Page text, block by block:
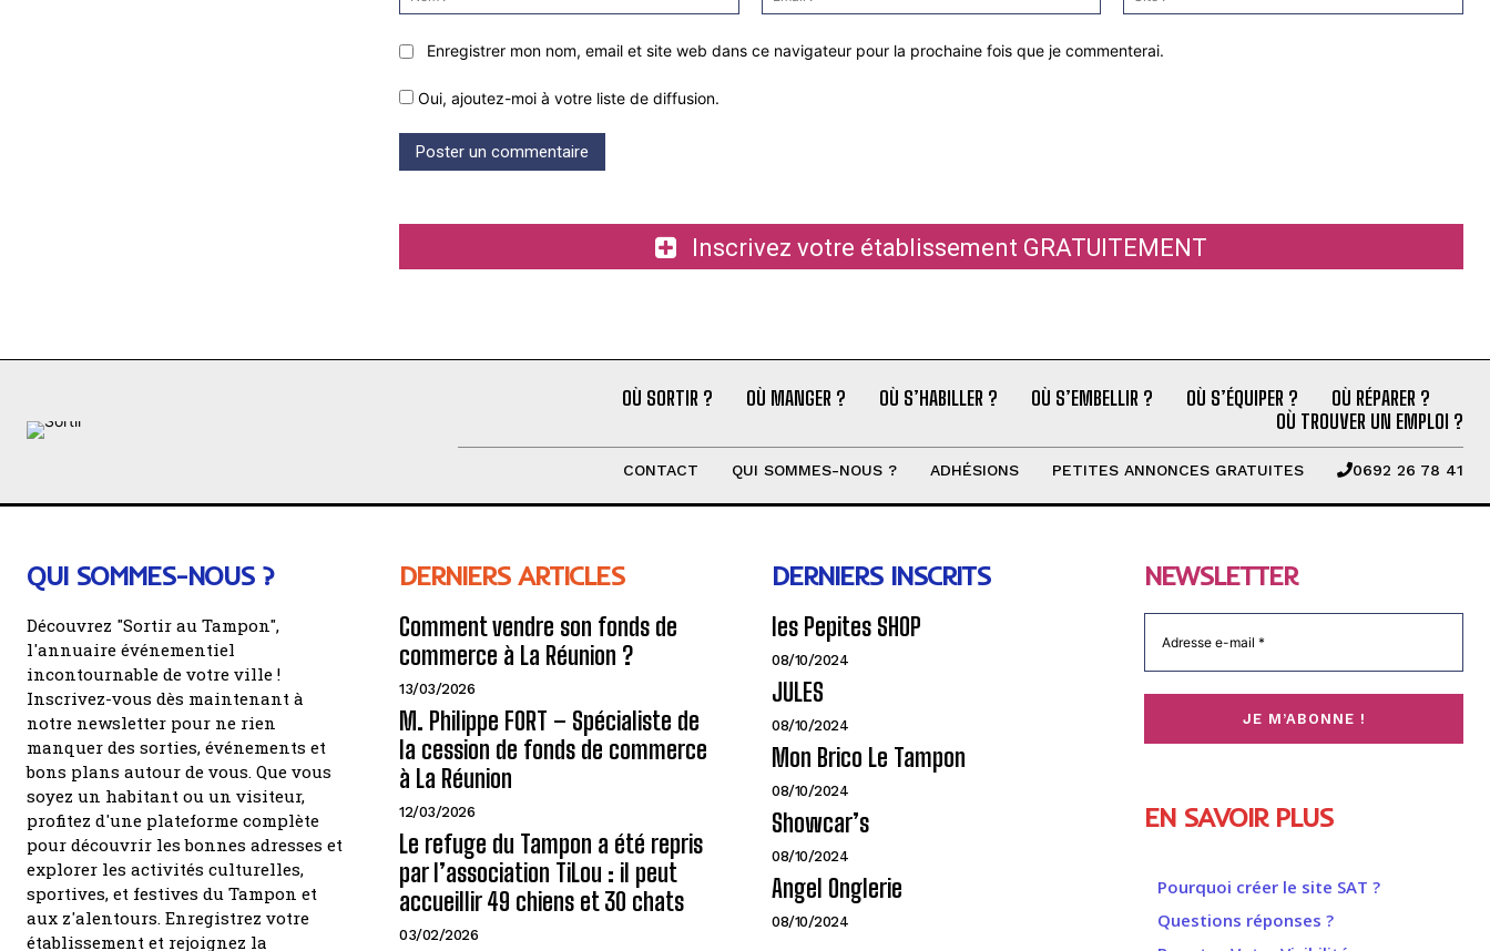
:*
:*
:
Enregistrer mon nom, email et site web dans ce navigateur pour la prochaine fois que je commenterai.
Oui, ajoutez-moi à votre liste de diffusion.
Inscrivez votre établissement GRATUITEMENT
OÙ SORTIR ? OÙ MANGER ? OÙ S’HABILLER ? OÙ S’EMBELLIR ? OÙ S’ÉQUIPER ?
OÙ RÉPARER ?
OÙ TROUVER UN EMPLOI ?
CONTACT QUI SOMMES-NOUS ? ADHÉSIONS PETITES ANNONCES GRATUITES 0692 26 78 41
QUI SOMMES-NOUS ?
Découvrez "Sortir au Tampon",
l'annuaire événementiel
incontournable de votre ville !
Inscrivez-vous dès maintenant à
notre newsletter pour ne rien
manquer des sorties, événements et
bons plans autour de vous. Que vous
soyez un habitant ou un visiteur,
profitez d'une plateforme complète
pour découvrir les bonnes adresses et
explorer les activités culturelles,
sportives, et festives du Tampon et
aux z'alentours. Enregistrez votre
établissement et rejoignez la
DERNIERS ARTICLES
Comment vendre son fonds de
commerce à La Réunion ?
13/03/2026
M. Philippe FORT – Spécialiste de
la cession de fonds de commerce
à La Réunion
12/03/2026
Le refuge du Tampon a été repris
par l’association TiLou : il peut
accueillir 49 chiens et 30 chats
03/02/2026
DERNIERS INSCRITS
les Pepites SHOP
08/10/2024
JULES
08/10/2024
Mon Brico Le Tampon
08/10/2024
Showcar’s
08/10/2024
Angel Onglerie
08/10/2024
NEWSLETTER
EN SAVOIR PLUS
Pourquoi créer le site SAT ?
Questions réponses ?